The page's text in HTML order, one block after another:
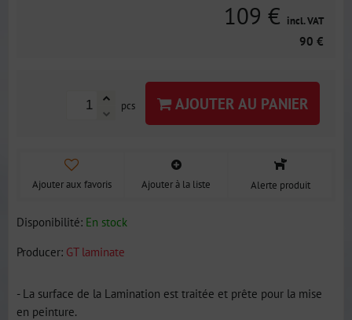
109 € incl. VAT
90 €
pcs AJOUTER AU PANIER
Ajouter aux favoris Ajouter à la liste Alerte produit
Disponibilité: En stock
Producer: GT laminate
- La surface de la Lamination est traitée et prête pour la mise
en peinture.